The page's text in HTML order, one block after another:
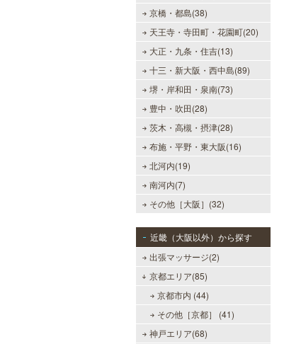
京橋・都島(38)
天王寺・寺田町・花園町(20)
大正・九条・住吉(13)
十三・新大阪・西中島(89)
堺・岸和田・泉南(73)
豊中・吹田(28)
茨木・高槻・摂津(28)
布施・平野・東大阪(16)
北河内(19)
南河内(7)
その他［大阪］(32)
近畿（大阪以外）から探す
出張マッサージ(2)
京都エリア(85)
京都市内 (44)
その他［京都］ (41)
神戸エリア(68)